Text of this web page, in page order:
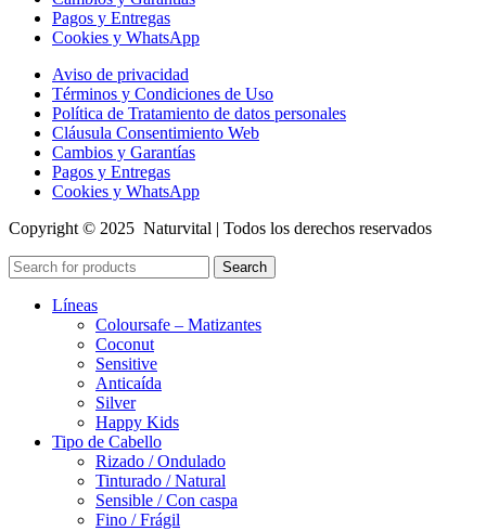
Pagos y Entregas
Cookies y WhatsApp
Aviso de privacidad
Términos y Condiciones de Uso
Política de Tratamiento de datos personales
Cláusula Consentimiento Web
Cambios y Garantías
Pagos y Entregas
Cookies y WhatsApp
Copyright © 2025 Naturvital | Todos los derechos reservados
Search
Líneas
Coloursafe – Matizantes
Coconut
Sensitive
Anticaída
Silver
Happy Kids
Tipo de Cabello
Rizado / Ondulado
Tinturado / Natural
Sensible / Con caspa
Fino / Frágil